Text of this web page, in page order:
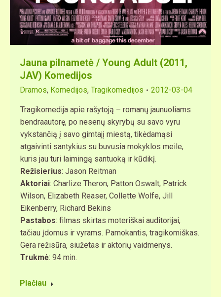
Jauna pilnametė / Young Adult (2011,
JAV) Komedijos
Dramos, Komedijos, Tragikomedijos 2012-03-04
Tragikomedija apie rašytoją – romanų jaunuoliams
bendraautorę, po nesenų skyrybų su savo vyru
vykstančią į savo gimtajį miestą, tikėdamąsi
atgaivinti santykius su buvusia mokyklos meile,
kuris jau turi laimingą santuoką ir kūdikį.
Režisierius: Jason Reitman
Aktoriai: Charlize Theron, Patton Oswalt, Patrick
Wilson, Elizabeth Reaser, Collette Wolfe, Jill
Eikenberry, Richard Bekins
Pastabos: filmas skirtas moteriškai auditorijai,
tačiau įdomus ir vyrams. Pamokantis, tragikomiškas.
Gera režisūra, siužetas ir aktorių vaidmenys.
Trukmė: 94 min.
Plačiau